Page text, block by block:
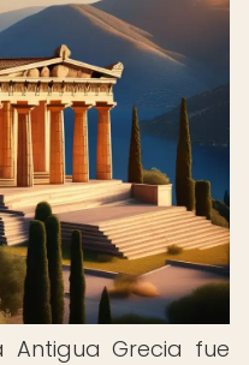
Antigua Grecia fue